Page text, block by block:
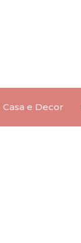
Casa e Decor